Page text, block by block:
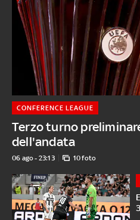
Terzo turno
dell'andata
CONFERENCE LEAGUE
06 ago - 23:13 10 foto